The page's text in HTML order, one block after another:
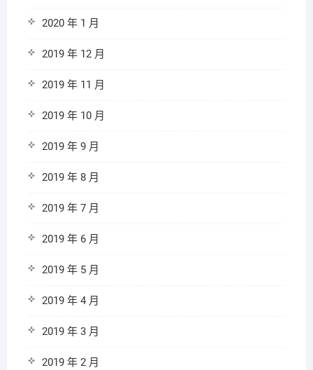
2020 年 1 月
2019 年 12 月
2019 年 11 月
2019 年 10 月
2019 年 9 月
2019 年 8 月
2019 年 7 月
2019 年 6 月
2019 年 5 月
2019 年 4 月
2019 年 3 月
2019 年 2 月